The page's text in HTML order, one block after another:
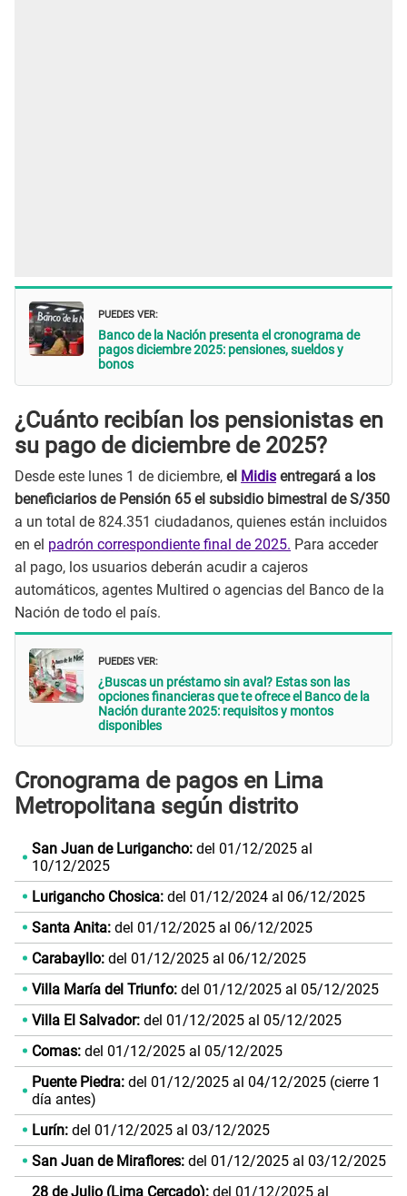
PUEDES VER:
Banco de la Nación presenta el cronograma de
pagos diciembre 2025: pensiones, sueldos y
bonos
¿Cuánto recibían los pensionistas en
su pago de diciembre de 2025?
Desde este lunes 1 de diciembre, el Midis entregará a los
beneficiarios de Pensión 65 el subsidio bimestral de S/350
a un total de 824.351 ciudadanos, quienes están incluidos
en el padrón correspondiente final de 2025. Para acceder
al pago, los usuarios deberán acudir a cajeros
automáticos, agentes Multired o agencias del Banco de la
Nación de todo el país.
PUEDES VER:
¿Buscas un préstamo sin aval? Estas son las
opciones financieras que te ofrece el Banco de la
Nación durante 2025: requisitos y montos
disponibles
Cronograma de pagos en Lima
Metropolitana según distrito
San Juan de Lurigancho: del 01/12/2025 al
10/12/2025
Lurigancho Chosica: del 01/12/2024 al 06/12/2025
Santa Anita: del 01/12/2025 al 06/12/2025
Carabayllo: del 01/12/2025 al 06/12/2025
Villa María del Triunfo:del 01/12/2025 al 05/12/2025
Villa El Salvador:del 01/12/2025 al 05/12/2025
Comas: del 01/12/2025 al 05/12/2025
Puente Piedra:del 01/12/2025 al 04/12/2025 (cierre 1
día antes)
Lurín: del 01/12/2025 al 03/12/2025
San Juan de Miraflores:del 01/12/2025 al 03/12/2025
28 de Julio (Lima Cercado): del 01/12/2025 al